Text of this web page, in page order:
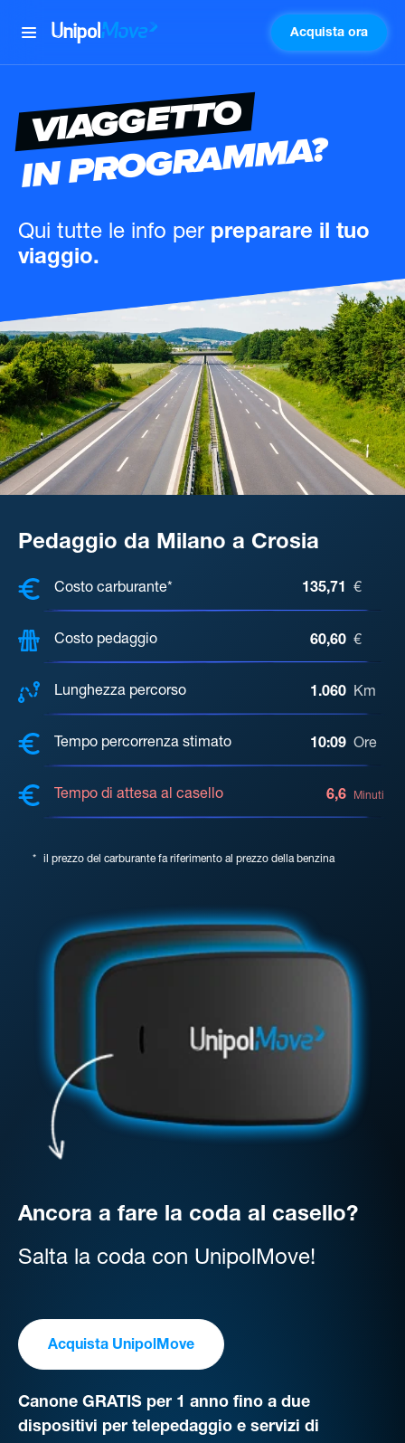
UnipolMove Acquista ora
VIAGGETTO
IN PROGRAMMA?
Qui tutte le info per preparare il tuo
viaggio.
Pedaggio da Milano a Crosia
COSTI, DISTANZA, TEMPO DI
Costo carburante* 135,71 €
Costo pedaggio 60,60 €
Lunghezza percorso 1.060 Km
Tempo percorrenza stimato 10:09 Ore
Tempo di attesa al casello 6,6 Minuti
* il prezzo del carburante fa riferimento al prezzo della benzina
Ancora a fare la coda al casello?
Salta la coda con UnipolMove!
Acquista UnipolMove
Canone GRATIS per 1 anno fino a due
dispositivi per telepedaggio e servizi di